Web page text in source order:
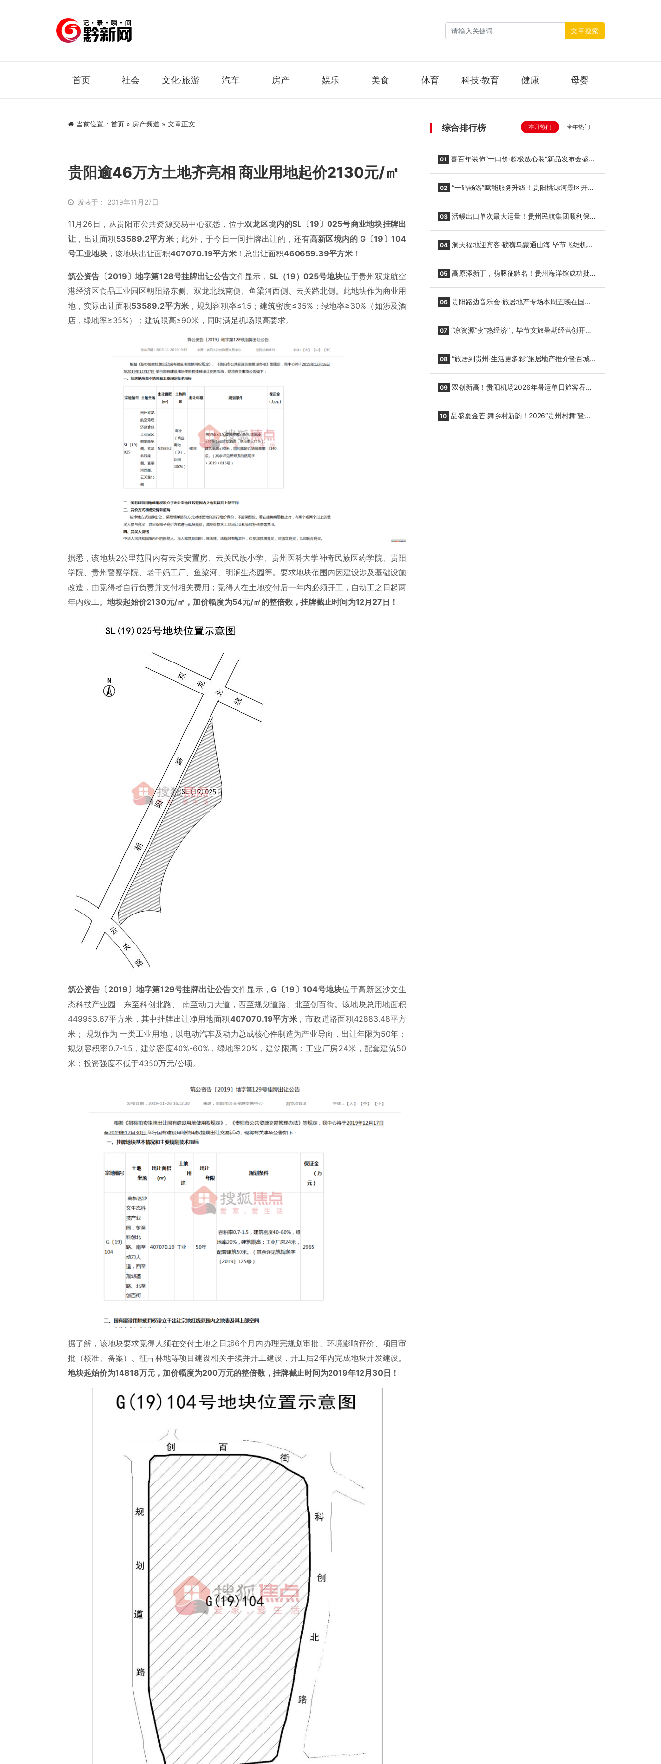
文章搜索
首页 社会 文化·旅游 汽车 房产 娱乐 美食 体育 科技·教育 健康 母婴
当前位置： 首页 » 房产频道 » 文章正文
贵阳逾46万方土地齐亮相 商业用地起价2130元/㎡
发表于： 2019年11月27日
11月26日，从贵阳市公共资源交易中心获悉，位于双龙区境内的SL〔19〕025号商业地块挂牌出
让 ，出让面积53589.2平方米；此外，于今日一同挂牌出让的，还有高新区境内的 G〔19〕104
号工业地块 ，该地块出让面积407070.19平方米 ！总出让面积460659.39平方米 ！
筑公资告〔2019〕地字第128号挂牌出让公告文件显示， SL（19）025号地块位于贵州双龙航空
港经济区食品工业园区朝阳路东侧、双龙北线南侧、鱼梁河西侧、云关路北侧。此地块作为商业用
地，实际出让面积53589.2平方米，规划容积率≤1.5；建筑密度≤35%；绿地率≥30%（如涉及酒
店，绿地率≥35%）；建筑限高≤90米，同时满足机场限高要求。
据悉，该地块2公里范围内有云关安置房、云关民族小学、贵州医科大学神奇民族医药学院、贵阳
学院、贵州警察学院、老干妈工厂、鱼梁河、明涧生态园等。要求地块范围内因建设涉及基础设施
改造，由竞得者自行负责并支付相关费用；竞得人在土地交付后一年内必须开工，自动工之日起两
年内竣工。 地块起始价2130元/㎡，加价幅度为54元/㎡的整倍数，挂牌截止时间为12月27日！
筑公资告〔2019〕地字第129号挂牌出让公告文件显示，G〔19〕104号地块位于高新区沙文生
态科技产业园，东至科创北路、 南至动力大道，西至规划道路、北至创百街。该地块总用地面积
449953.67平方米，其中挂牌出让净用地面积407070.19平方米 ，市政道路面积42883.48平方
米； 规划作为 一类工业用地，以电动汽车及动力总成核心件制造为产业导向，出让年限为50年；
规划容积率0.7-1.5，建筑密度40%-60%，绿地率20%，建筑限高：工业厂房24米，配套建筑50
米；投资强度不低于4350万元/公顷。
据了解，该地块要求竞得人须在交付土地之日起6个月内办理完规划审批、环境影响评价、项目审
批（核准、备案）、征占林地等项目建设相关手续并开工建设，开工后2年内完成地块开发建设。
地块起始价为14818万元，加价幅度为200万元的整倍数，挂牌截止时间为2019年12月30日！
综合排行榜 本月热门 全年热门
01 喜百年装饰“一口价·超极放心装”新品发布会盛大
02 “一码畅游”赋能服务升级！贵阳桃源河景区开
03 活鳗出口单次最大运量！贵州民航集团顺利保障
04 洞天福地迎宾客·磅礴乌蒙通山海 毕节飞雄机场
05 高原添新丁，萌豚征黔名！贵州海洋馆成功批量
06 贵阳路边音乐会·旅居地产专场本周五晚在国际
07 “凉资源”变“热经济”，毕节文旅暑期经营创开门
08 “旅居到贵州·生活更多彩”旅居地产推介暨百城千
09 双创新高！贵阳机场2026年暑运单日旅客吞吐
10 品盛夏金芒 舞乡村新韵！2026“贵州村舞”暨望